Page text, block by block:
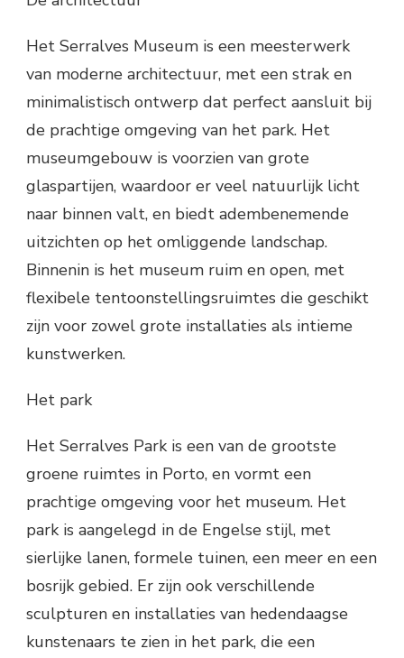
Het Serralves Museum is een meesterwerk
van moderne architectuur, met een strak en
minimalistisch ontwerp dat perfect aansluit bij
de prachtige omgeving van het park. Het
museumgebouw is voorzien van grote
glaspartijen, waardoor er veel natuurlijk licht
naar binnen valt, en biedt adembenemende
uitzichten op het omliggende landschap.
Binnenin is het museum ruim en open, met
flexibele tentoonstellingsruimtes die geschikt
zijn voor zowel grote installaties als intieme
kunstwerken.
Het park
Het Serralves Park is een van de grootste
groene ruimtes in Porto, en vormt een
prachtige omgeving voor het museum. Het
park is aangelegd in de Engelse stijl, met
sierlijke lanen, formele tuinen, een meer en een
bosrijk gebied. Er zijn ook verschillende
sculpturen en installaties van hedendaagse
kunstenaars te zien in het park, die een